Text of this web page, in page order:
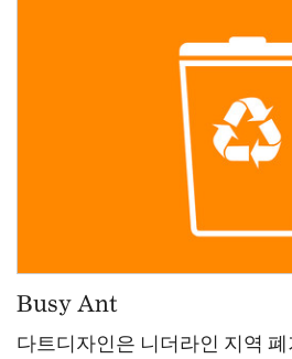
Busy Ant
다트디자인은 니더라인 지역